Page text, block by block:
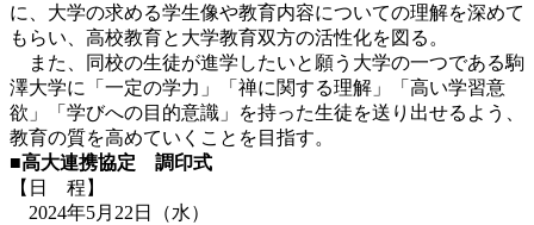
に、大学の求める学生像や教育内容についての理解を深めて
もらい、高校教育と大学教育双方の活性化を図る。
また、同校の生徒が進学したいと願う大学の一つである駒
澤大学に「一定の学力」「禅に関する理解」「高い学習意
欲」「学びへの目的意識」を持った生徒を送り出せるよう、
教育の質を高めていくことを目指す。
■高大連携協定 調印式
【日 程】
2024年5月22日（水）